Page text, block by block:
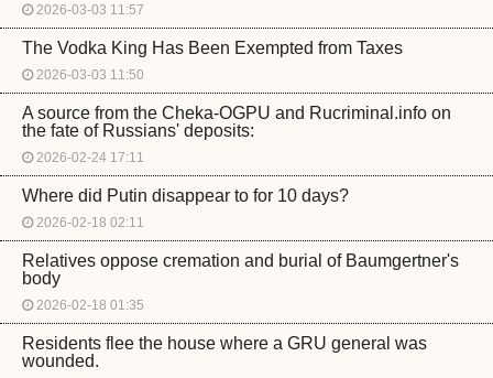
2026-03-03 11:57
The Vodka King Has Been Exempted from Taxes
2026-03-03 11:50
A source from the Cheka-OGPU and Rucriminal.info on
the fate of Russians' deposits:
2026-02-24 17:11
Where did Putin disappear to for 10 days?
2026-02-18 02:11
Relatives oppose cremation and burial of Baumgertner's
body
2026-02-18 01:35
Residents flee the house where a GRU general was
wounded.